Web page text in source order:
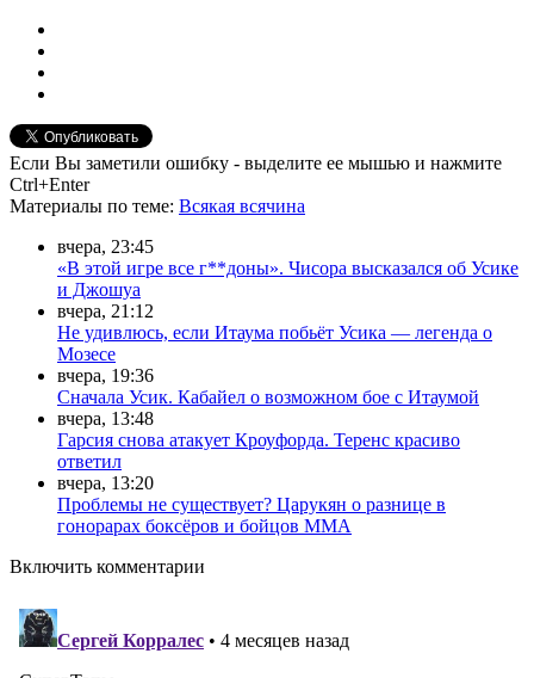
Если Вы заметили ошибку - выделите ее мышью и нажмите
Ctrl+Enter
Материалы по теме: Всякая всячина
вчера, 23:45
«В этой игре все г**доны». Чисора высказался об Усике
и Джошуа
вчера, 21:12
Не удивлюсь, если Итаума побьёт Усика — легенда о
Мозесе
вчера, 19:36
Сначала Усик. Кабайел о возможном бое с Итаумой
вчера, 13:48
Гарсия снова атакует Кроуфорда. Теренс красиво
ответил
вчера, 13:20
Проблемы не существует? Царукян о разнице в
гонорарах боксёров и бойцов ММА
Включить комментарии